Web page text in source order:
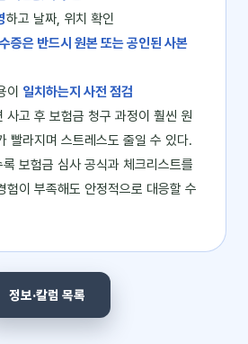
하고 날짜, 위치 확인
증은 반드시 원본 또는 공인된 사본
이 일치하는지 사전 점검
사고 후 보험금 청구 과정이 훨씬 원
빨라지며 스트레스도 줄일 수 있다.
보험금 심사 공식과 체크리스트를
험이 부족해도 안정적으로 대응할 수
정보·칼럼 목록